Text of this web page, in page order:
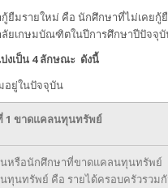
ยืมรายใหม่ คือ นักศึกษาที่ไม่เคย
ยเกษมบัณฑิตในปีการศึกษาปีปัจจุบั
งเป็น 4 ลักษณะ ดังนี้
อยู่ในปัจจุบัน
1 ขาดแคลนทุนทรัพย์
นหรือนักศึกษาที่ขาดแคลนทุนทรัพย์
ทุนทรัพย์ คือ รายได้ครอบครัวรวม